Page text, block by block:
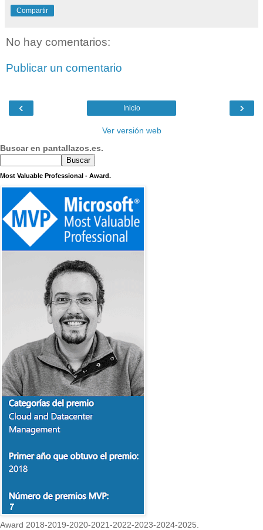
Compartir
No hay comentarios:
Publicar un comentario
‹ ›
Inicio
Ver versión web
Buscar en pantallazos.es.
Most Valuable Professional - Award.
Award 2018-2019-2020-2021-2022-2023-2024-2025.